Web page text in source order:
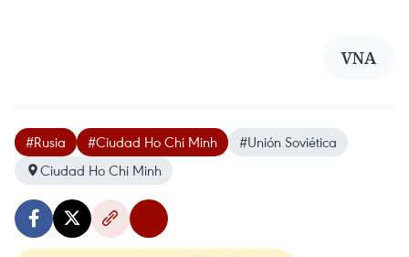
VNA
#Rusia #Ciudad Ho Chi Minh
#Unión Soviética
Ciudad Ho Chi Minh